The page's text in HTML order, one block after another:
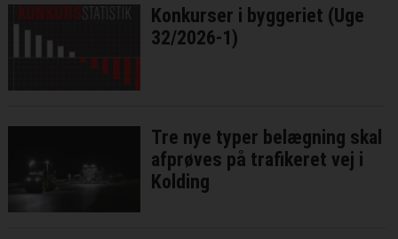
Konkurser i byggeriet (Uge
32/2026-1)
Tre nye typer belægning skal
afprøves på trafikeret vej i
Kolding